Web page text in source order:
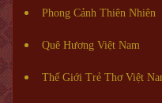
Phong Cảnh Thiên Nhiên
Quê Hương Việt Nam
Thế Giới Trẻ Thơ Việt